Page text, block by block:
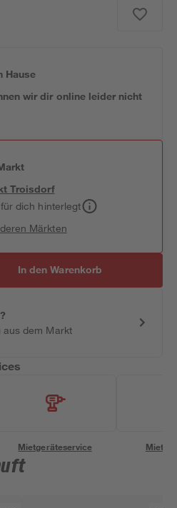
Hause
wir dir online leider nicht
Troisdorf
dich hinterlegt
Märkten
In den Warenkorb
aus dem Markt
Mietgeräteservice